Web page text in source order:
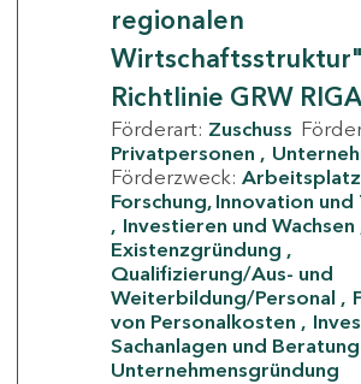
regionalen
Richtlinie GRW RIGA
Förderart: Zuschuss
Privatpersonen
Förderzweck:
Forschung, Innovation
Investieren und Wachsen
Existenzgründung
Qualifizierung/Aus- und
Weiterbildung/Personal
von Personalkosten
Sachanlagen und Beratung
Unternehmensgründung